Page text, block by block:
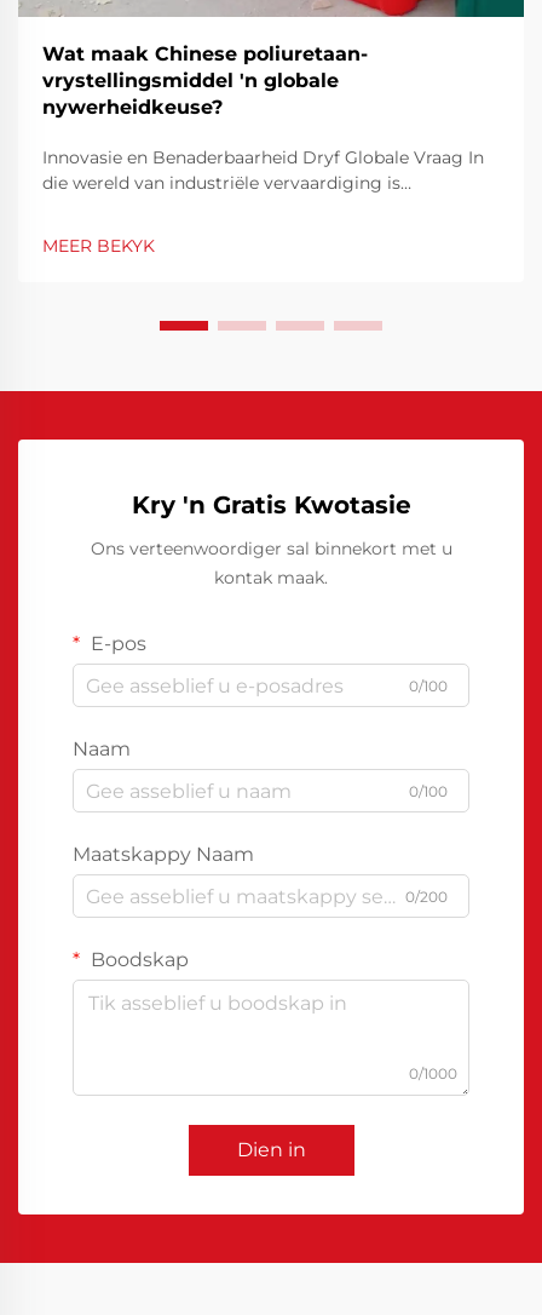
Wat maak Chinese poliuretaan-
vrystellingsmiddel 'n globale
nywerheidkeuse?
Innovasie en Benaderbaarheid Dryf Globale Vraag In
die wereld van industriële vervaardiging is
Poliuretaan Vrystelingsmiddel het na vore getree as
MEER BEKYK
Kry 'n Gratis Kwotasie
Ons verteenwoordiger sal binnekort met u
kontak maak.
E-pos
0/100
Naam
0/100
Maatskappy Naam
0/200
Boodskap
0/1000
Dien in